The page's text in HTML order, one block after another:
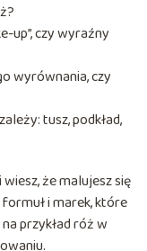
up”, czy wyraźny
wyrównania, czy
tusz, podkład,
że malujesz się
i marek, które
przykład róż w